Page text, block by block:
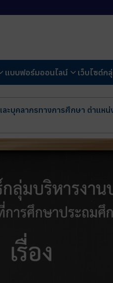
แบบฟอร์มออนไลน์ เว็บไซต์ก
ะบุคลากรทางการศึกษา ตำแห